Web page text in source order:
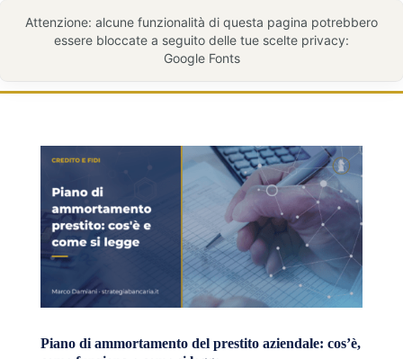
Piano di ammortamento del prestito aziendale: cos’è,